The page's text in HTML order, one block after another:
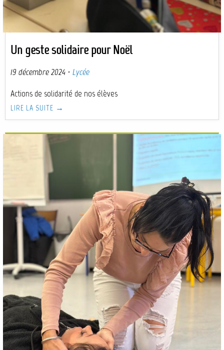
Un geste solidaire pour Noël
19 décembre 2024 · Lycée
Actions de solidarité de nos élèves
LIRE LA SUITE →